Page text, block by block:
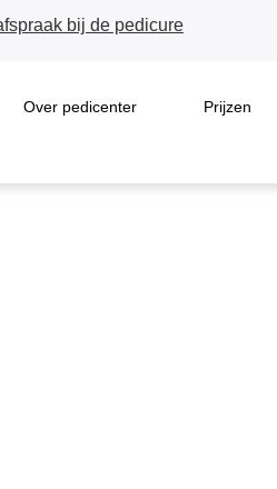
bij de pedicure
Over pedicenter Prijzen